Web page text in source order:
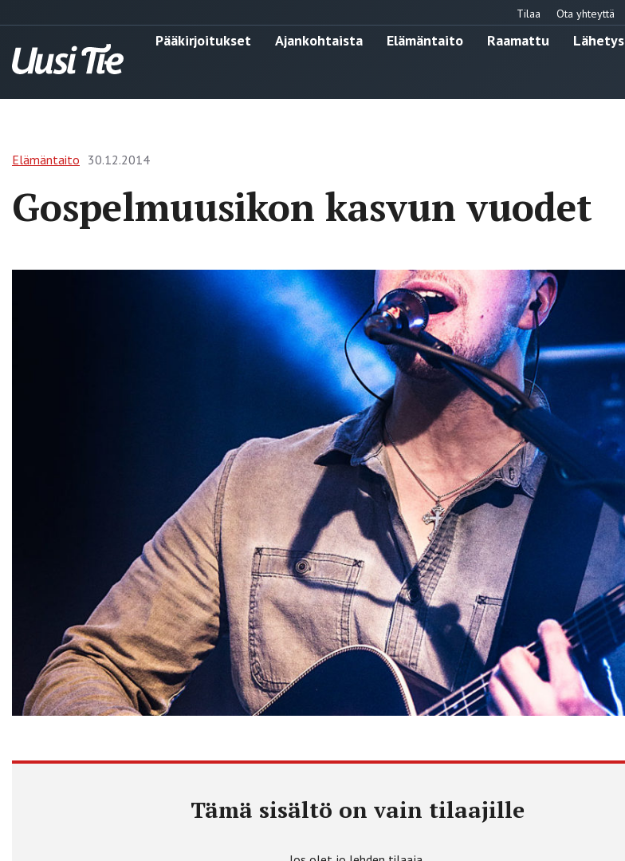
Tilaa Ota yhteyttä
Pääkirjoitukset Ajankohtaista Elämäntaito Raamattu Lähetys
Elämäntaito 30.12.2014
Gospelmuusikon kasvun vuodet
Tämä sisältö on vain tilaajille